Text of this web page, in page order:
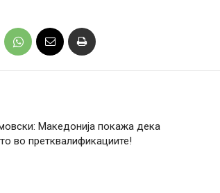
Македонија покажа дека
во претквалификациите!